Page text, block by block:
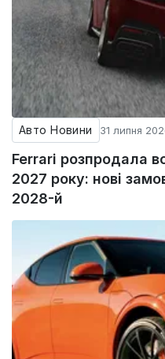
Авто Новини 31 липня
Ferrari розпродала
2027 року: нові
2028-й